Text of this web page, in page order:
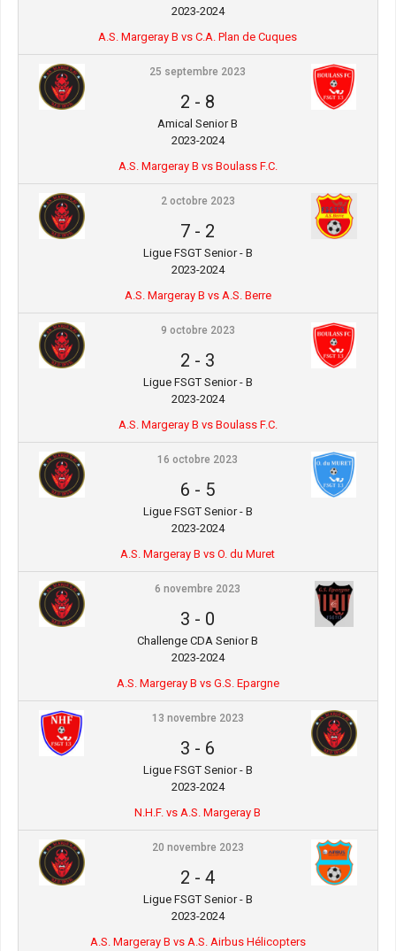
2023-2024
A.S. Margeray B vs C.A. Plan de Cuques
25 septembre 2023
2 - 8
Amical Senior B
2023-2024
A.S. Margeray B vs Boulass F.C.
2 octobre 2023
7 - 2
Ligue FSGT Senior - B
2023-2024
A.S. Margeray B vs A.S. Berre
9 octobre 2023
2 - 3
Ligue FSGT Senior - B
2023-2024
A.S. Margeray B vs Boulass F.C.
16 octobre 2023
6 - 5
Ligue FSGT Senior - B
2023-2024
A.S. Margeray B vs O. du Muret
6 novembre 2023
3 - 0
Challenge CDA Senior B
2023-2024
A.S. Margeray B vs G.S. Epargne
13 novembre 2023
3 - 6
Ligue FSGT Senior - B
2023-2024
N.H.F. vs A.S. Margeray B
20 novembre 2023
2 -4
Ligue FSGT Senior - B
2023-2024
A.S. Margeray B vs A.S. Airbus Hélicopters